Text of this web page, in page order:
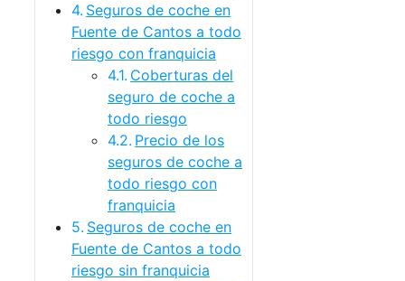
Seguros de coche en
Fuente de Cantos a todo
riesgo con franquicia
Coberturas del
seguro de coche a
todo riesgo
Precio de los
seguros de coche a
todo riesgo con
franquicia
Seguros de coche en
Fuente de Cantos a todo
riesgo sin franquicia